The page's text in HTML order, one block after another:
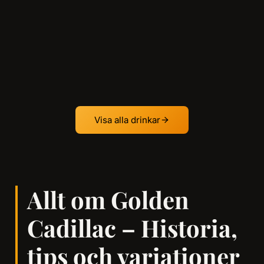
Visa alla drinkar
Allt om Golden
Cadillac – Historia,
tips och variationer